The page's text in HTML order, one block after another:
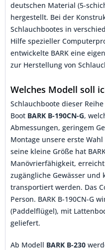
deutschen Material (5-
hergestellt. Bei der
Schlauchbootes in
Hilfe spezieller
entwickelte BARK eine
zur Herstellung von
Welches Modell soll
Schlauchboote dieser
Boot BARK B-190CN-G,
Abmessungen, geringem
Montage unsere erste
seine kleine Größe hat
Manövrierfähigkeit,
zugängliche Gewässer und
transportiert werden. Das
Person. BARK B-190CN-G
(Paddelflügel), mit
geliefert.
Ab Modell BARK B-230